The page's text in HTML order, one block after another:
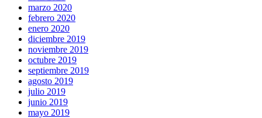
marzo 2020
febrero 2020
enero 2020
diciembre 2019
noviembre 2019
octubre 2019
septiembre 2019
agosto 2019
julio 2019
junio 2019
mayo 2019